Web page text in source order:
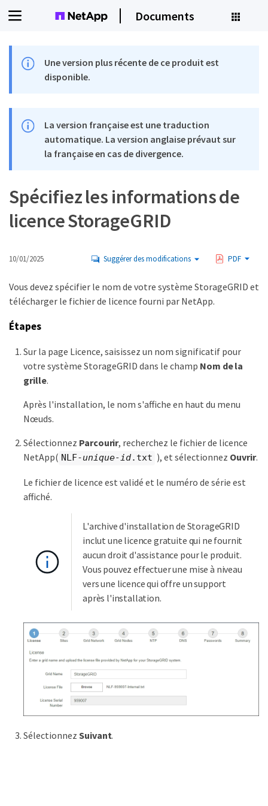
Documents
Une version plus récente de ce produit est
disponible.
La version française est une traduction
automatique. La version anglaise prévaut sur
la française en cas de divergence.
Spécifiez les informations de
licence StorageGRID
10/01/2025 Suggérer des modifications PDF
Vous devez spécifier le nom de votre système StorageGRID et
télécharger le fichier de licence fourni par NetApp.
Étapes
Sur la page Licence, saisissez un nom significatif pour
votre système StorageGRID dans le champ Nom de la
grille.
Après l'installation, le nom s'affiche en haut du menu
Nœuds.
Sélectionnez Parcourir, recherchez le fichier de licence
NetApp( NLF-unique-id.txt ), et sélectionnez Ouvrir.
Le fichier de licence est validé et le numéro de série est
affiché.
L'archive d'installation de StorageGRID
inclut une licence gratuite qui ne fournit
aucun droit d'assistance pour le produit.
Vous pouvez effectuer une mise à niveau
vers une licence qui offre un support
après l'installation.
Sélectionnez Suivant.